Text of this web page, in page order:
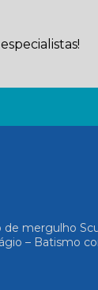
de mergulho
– Batismo